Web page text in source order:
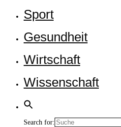
Sport
Gesund­heit
Wirt­schaft
Wis­sen­schaft
Search for: